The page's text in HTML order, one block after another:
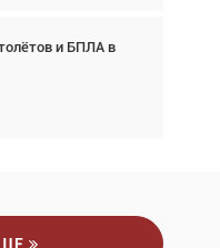
и БПЛА в
Подходите к